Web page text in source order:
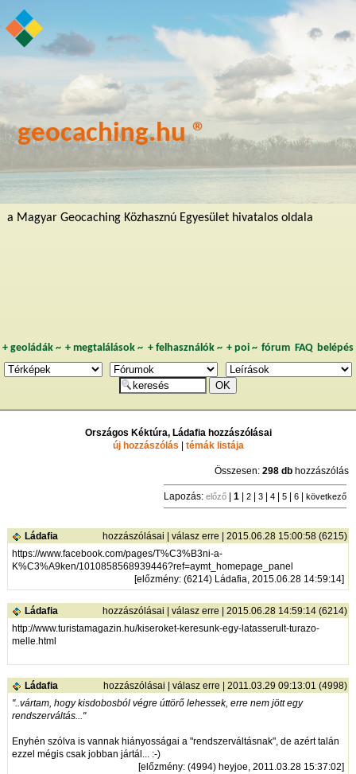
geocaching.hu ®
a Magyar Geocaching Közhasznú Egyesület hivatalos oldala
+ geoládák~ +megtalálások ~ + felhasználók~ + poi~ fórum FAQ belépés
Országos Kéktúra, Ládafia hozzászólásai
új hozzászólás | témák listája
Összesen:298 db hozzászólás
Lapozás:előző |1 | 2 | 3 | 4 | 5 | 6 |következő
Ládafia hozzászólásai |válasz erre | 2015.06.28 15:00:58 (6215)
https://www.facebook.com/pages/T%C3%B3ni-a-
K%C3%A9ken/1010858568939446?ref=aymt_homepage_panel
[előzmény: (6214) Ládafia, 2015.06.28 14:59:14]
Ládafia hozzászólásai |válasz erre | 2015.06.28 14:59:14 (6214)
http://www.turistamagazin.hu/kiseroket-keresunk-egy-latasserult-turazo-
melle.html
Ládafia hozzászólásai |válasz erre | 2011.03.29 09:13:01 (4998)
"..vártam, hogy kisdobosból végre úttörő lehessek, erre nem jött egy
rendszerváltás..."
Enyhén szólva is vannak hiányosságai a "rendszerváltásnak", de azért talán
ezzel mégis csak jobban jártál... :-)
[előzmény: (4994) heyjoe, 2011.03.28 15:37:02]